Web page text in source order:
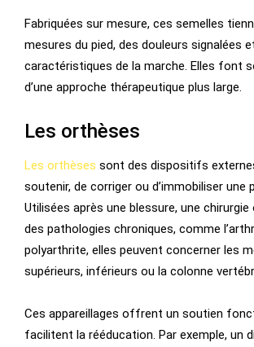
Fabriquées sur mesure, ces semelles
mesures du pied, des douleurs signalées
caractéristiques de la marche. Elles font
d’une approche thérapeutique plus large.
Les orthèses
Les orthèses sont des dispositifs
soutenir, de corriger ou d’immobiliser une
Utilisées après une blessure, une
des pathologies chroniques, comme
polyarthrite, elles peuvent concerner les
supérieurs, inférieurs ou la colonne
Ces appareillages offrent un soutien
facilitent la rééducation. Par exemple, un